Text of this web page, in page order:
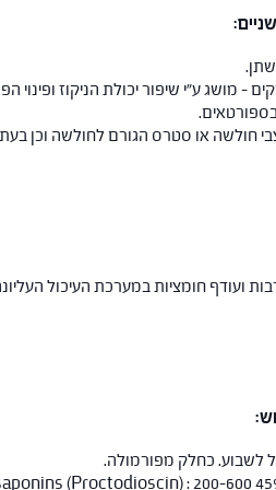
– מושג ע"י שיפור יכולת הניקוז
בספורטאים.
חולשה או סטרס הגורם לחולשה וכן
ועודף חומציות במערכת העיכול